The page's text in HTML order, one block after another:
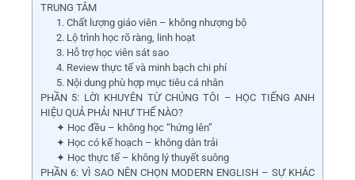
TRUNG TÂM
1. Chất lượng giáo viên – không nhượng bộ
2. Lộ trình học rõ ràng, linh hoạt
3. Hỗ trợ học viên sát sao
4. Review thực tế và minh bạch chi phí
5. Nội dung phù hợp mục tiêu cá nhân
PHẦN 5: LỜI KHUYÊN TỪ CHÚNG TÔI – HỌC TIẾNG ANH
HIỆU QUẢ PHẢI NHƯ THẾ NÀO?
✦ Học đều – không học “hứng lên”
✦ Học có kế hoạch – không dàn trải
✦ Học thực tế – không lý thuyết suông
PHẦN 6: VÌ SAO NÊN CHỌN MODERN ENGLISH – SỰ KHÁC